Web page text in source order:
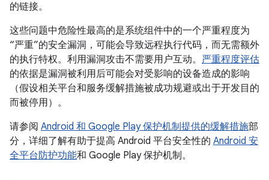
的链接。
这些问题中危险性最高的是系统组件中的一个严重程度为
“严重”的安全漏洞，可能会导致远程执行代码，而无需额外
的执行特权。利用漏洞攻击不需要用户互动。 严重程度评估
的依据是漏洞被利用后可能会对受影响的设备造成的影响
（假设相关平台和服务缓解措施被成功规避或出于开发目的
而被停用）。
请参阅 Android 和 Google Play 保护机制提供的缓解措施部
分，详细了解有助于提高 Android 平台安全性的 Android 安
全平台防护功能和 Google Play 保护机制。